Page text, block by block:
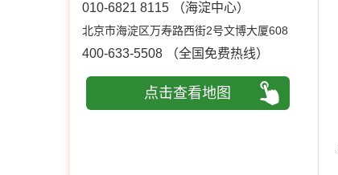
010-6821 8115 （海淀中心）
北京市海淀区万寿路西街2号文博大厦608
400-633-5508 （全国免费热线）
点击查看地图